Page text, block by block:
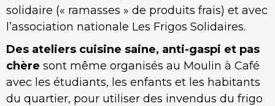
solidaire (« ramasses » de produits frais) et avec
l’association nationale Les Frigos Solidaires.
Des ateliers cuisine saine, anti-gaspi et pas
chère sont même organisés au Moulin à Café
avec les étudiants, les enfants et les habitants
du quartier, pour utiliser des invendus du frigo